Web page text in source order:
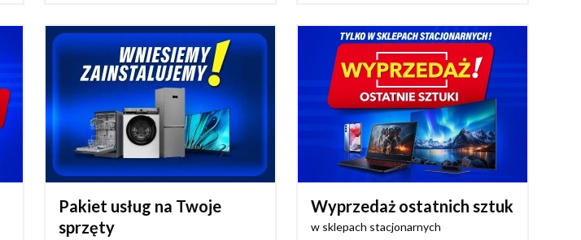
Pakiet usług na Twoje
sprzęty
Wyprzedaż ostatnich sztuk
w sklepach stacjonarnych